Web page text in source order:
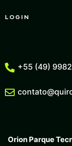
LOGIN
+55 (49)
Orion Parque